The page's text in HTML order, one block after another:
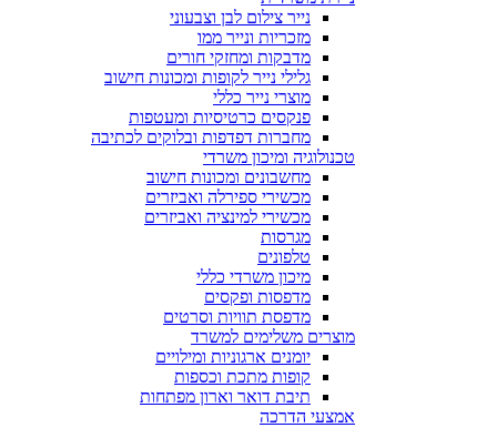
נייר צילום לבן וצבעוני
מזכריות ונייר ממו
מדבקות ומחזקי חורים
גלילי נייר לקופות ומכונות חישוב
מוצרי נייר כללי
פנקסים כרטיסיות ומעטפות
מחברות דפדפות ובלוקים לכתיבה
טכנולוגיה ומיכון משרדי
מחשבונים ומכונות חישוב
מכשירי ספירלה ואביזרים
מכשירי למינציה ואביזרים
מגרסות
טלפונים
מיכון משרדי כללי
מדפסות ופקסים
מדפסת תוויות וסרטים
מוצרים משלימים למשרד
יומנים ארגוניות ומילויים
קופות מתכת וכספות
תיבת דואר וארון מפתחות
אמצעי הדרכה